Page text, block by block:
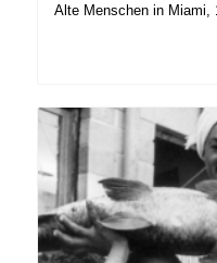
Alte Menschen in Miami,